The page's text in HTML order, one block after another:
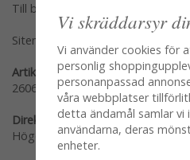
Till butikens startsida »
Sitemap »
Artikelnummer:
260600
Direktlänk:
Högerklicka och kopiera adressen
Vi skräddarsyr
Vi använder cookies för
personlig
personanpassad
våra webbplatser
detta ändamål samlar vi
användarna, deras
enheter.